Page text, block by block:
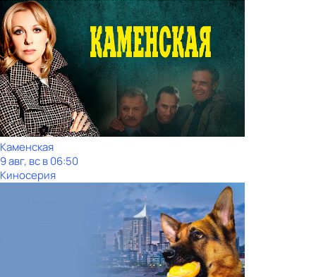
Каменская
9 авг, вс в 06:50
Киносерия